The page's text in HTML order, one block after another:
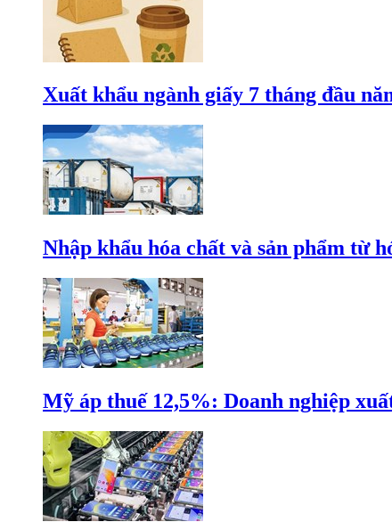
Xuất khẩu ngành giấy 7 tháng đầu
Nhập khẩu hóa chất và sản phẩm từ
Mỹ áp thuế 12,5%: Doanh nghiệp